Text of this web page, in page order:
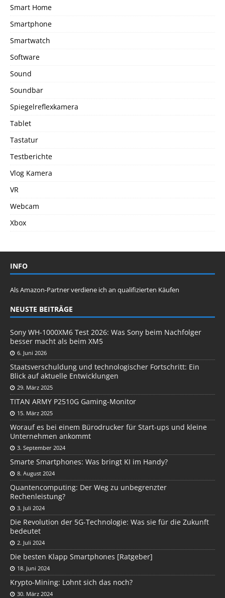
Smart Home
Smartphone
Smartwatch
Software
Sound
Soundbar
Spiegelreflexkamera
Tablet
Tastatur
Testberichte
Vlog Kamera
VR
Webcam
Xbox
INFO
Als Amazon-Partner verdiene ich an qualifizierten Käufen
NEUSTE BEITRÄGE
Sony WH-1000XM6 Test 2026: Was Sony beim Nachfolger
besser macht als beim XM5
6. Juni 2026
Staatsverschuldung und technologischer Fortschritt: Ein
Blick auf aktuelle Entwicklungen
29. März 2025
TITAN ARMY P2510G Gaming-Monitor
15. März 2025
Worauf es bei einem Bürodrucker für Start-ups und kleine
Unternehmen ankommt
3. September 2024
Smarte Smartphones: Was bringt KI im Handy?
8. August 2024
Quantencomputing: Der Weg zu unbegrenzter
Rechenleistung?
3. Juli 2024
Die Revolution der 5G-Technologie: Was sie für die Zukunft
bedeutet
2. Juli 2024
Die besten Klapp Smartphones [Ratgeber]
18. Juni 2024
Krypto-Mining: Lohnt sich das noch?
30. März 2024